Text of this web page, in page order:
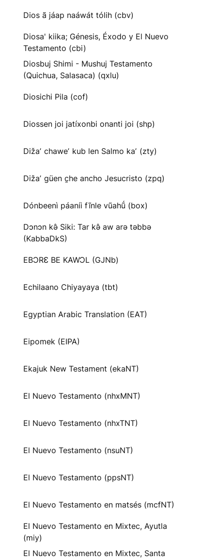
Dios ã jáap naáwát tólih (cbv)
Diosa' kiika; Génesis, Éxodo y El Nuevo
Testamento (cbi)
Diosbuj Shimi - Mushuj Testamento
(Quichua, Salasaca) (qxlu)
Diosichi Pila (cof)
Diossen joi jatíxonbi onanti joi (shp)
Dižaʼ chaweʼ kub len Salmo kaʼ (zty)
Dižaʼ güen c̱he ancho Jesucristo (zpq)
Dónbeenì páaníi fĩnle vũahṹ (box)
Dɔnɔn kə̂ Siki: Tar kə̂ aw arə təbbə
(KabbaDkS)
EBƆRƐ BE KAWƆL (GJNb)
Echilaano Chiyayaya (tbt)
Egyptian Arabic Translation (EAT)
Eipomek (EIPA)
Ekajuk New Testament (ekaNT)
El Nuevo Testamento (nhxMNT)
El Nuevo Testamento (nhxTNT)
El Nuevo Testamento (nsuNT)
El Nuevo Testamento (ppsNT)
El Nuevo Testamento en matsés (mcfNT)
El Nuevo Testamento en Mixtec, Ayutla
(miy)
El Nuevo Testamento en Mixtec, Santa